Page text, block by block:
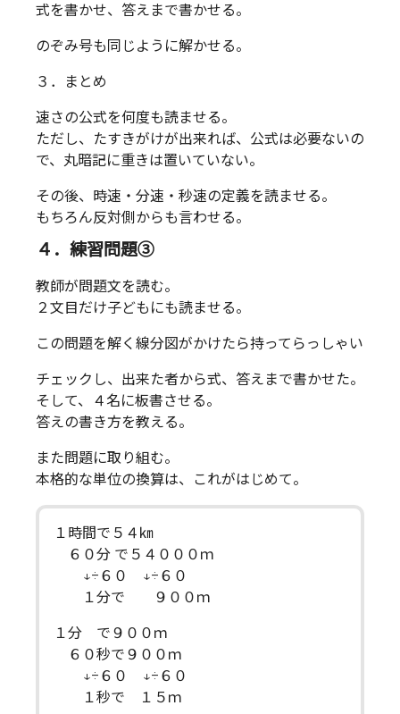
式を書かせ、答えまで書かせる。
のぞみ号も同じように解かせる。
３．まとめ
速さの公式を何度も読ませる。
ただし、たすきがけが出来れば、公式は必要ないの
で、丸暗記に重きは置いていない。
その後、時速・分速・秒速の定義を読ませる。
もちろん反対側からも言わせる。
４．練習問題③
教師が問題文を読む。
２文目だけ子どもにも読ませる。
この問題を解く線分図がかけたら持ってらっしゃい
チェックし、出来た者から式、答えまで書かせた。
そして、４名に板書させる。
答えの書き方を教える。
また問題に取り組む。
本格的な単位の換算は、これがはじめて。
１時間で５４㎞
６０分 で５４０００ｍ
↓÷６０ ↓÷６０
１分で ９００ｍ
１分 で９００ｍ
６０秒で９００ｍ
↓÷６０ ↓÷６０
１秒で １５ｍ